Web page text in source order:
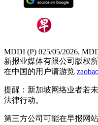
MDDI (P) 025/05/2026,
新报业媒体有限公司版权
在中国的用户请游览
提醒：新加坡网络业者若
法律行动。
第三方公司可能在早报网